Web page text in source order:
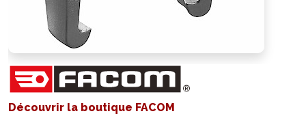
Découvrir la boutique FACOM